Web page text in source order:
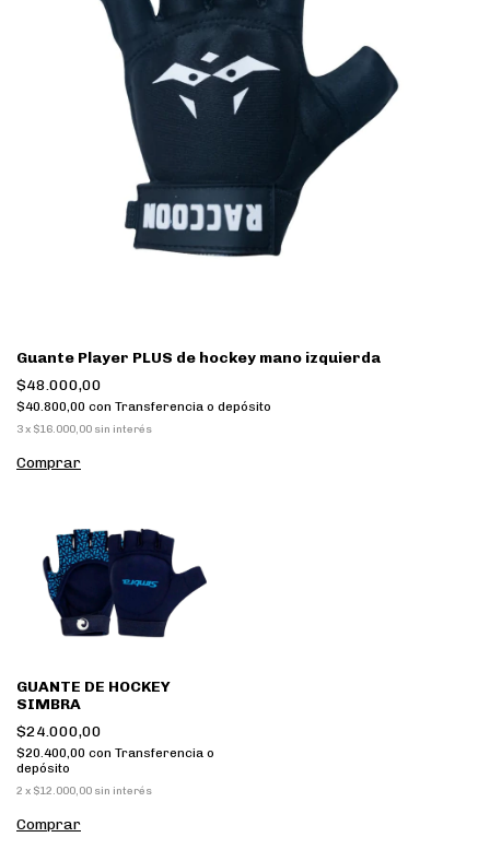
Guante Player PLUS de hockey mano izquierda
$48.000,00
$40.800,00 con Transferencia o depósito
3x $16.000,00 sin interés
Comprar
GUANTE DE HOCKEY
SIMBRA
$24.000,00
$20.400,00 con Transferencia o
depósito
2 x $12.000,00 sin interés
Comprar